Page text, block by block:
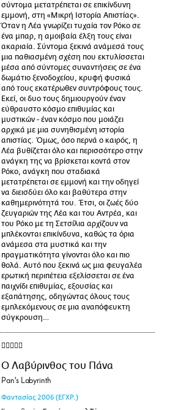
σύντομα μετατρέπεται σε επικίνδυνη
εμμονή, στη «Μικρή Ιστορία Απιστίας».
Όταν η Λέα γνωρίζει τυχαία τον Ρόκο σε
ένα μπαρ, η αμοιβαία έλξη τους είναι
ακαριαία. Σύντομα ξεκινά ανάμεσά τους
μια παθιασμένη σχέση που εκτυλίσσεται
μέσα από σύντομες συναντήσεις σε ένα
δωμάτιο ξενοδοχείου, κρυφή φυσικά
από τους εκατέρωθεν συντρόφους τους.
Εκεί, οι δυο τους δημιουργούν έναν
εύθραυστο κόσμο επιθυμίας και
μυστικών - έναν κόσμο που μοιάζει
αρχικά με μια συνηθισμένη ιστορία
απιστίας. Όμως, όσο περνά ο καιρός, η
Λέα βυθίζεται όλο και περισσότερο στην
ανάγκη της να βρίσκεται κοντά στον
Ρόκο, ανάγκη που σταδιακά
μετατρέπεται σε εμμονή και την οδηγεί
να διεισδύει όλο και βαθύτερα στην
καθημερινότητά του. Έτσι, οι ζωές δύο
ζευγαριών της Λέα και του Αντρέα, και
του Ρόκο με τη Σετσίλια αρχίζουν να
μπλέκονται επικίνδυνα, καθώς τα όρια
ανάμεσα στα μυστικά και την
πραγματικότητα γίνονται όλο και πιο
θολά. Αυτό που ξεκινά ως μια φευγαλέα
ερωτική περιπέτεια εξελίσσεται σε ένα
παιχνίδι επιθυμίας, εξουσίας και
εξαπάτησης, οδηγώντας όλους τους
εμπλεκόμενους σε μια αναπόφευκτη
σύγκρουση…
Ο Λαβύρινθος του Πάνα
Pan's Labyrinth
Φαντασίας 2006 (ΕΓΧΡ.)